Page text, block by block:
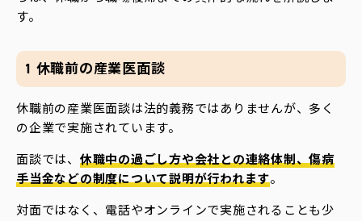
す。
1 休職前の産業医面談
休職前の産業医面談は法的義務ではありませんが、多く
の企業で実施されています。
面談では、 休職中の過ごし方や会社との連絡体制、傷病
手当金などの制度について説明が行われます。
対面ではなく、電話やオンラインで実施されることも少